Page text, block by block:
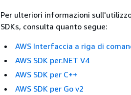
Per ulteriori informazioni
SDKs, consulta quanto segue:
AWS Interfaccia a riga di
AWS SDK per.NET V4
AWS SDK per C++
AWS SDK per Go v2